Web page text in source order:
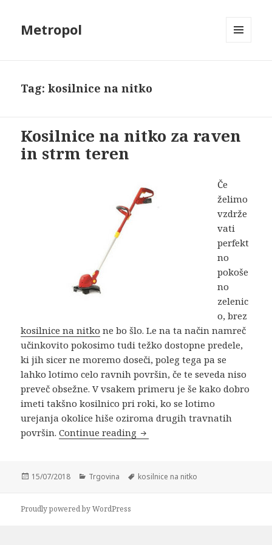
Metropol
Tag:kosilnice na nitko
Kosilnice na nitko za raven
in strm teren
Če
želimo
vzdrže
vati
perfekt
no
pokoše
no
zelenic
o, brez
kosilnice na nitko ne bo šlo. Le na ta način namreč
učinkovito pokosimo tudi težko dostopne predele,
ki jih sicer ne moremo doseči, poleg tega pa se
lahko lotimo celo ravnih površin, če te seveda niso
preveč obsežne. V vsakem primeru je še kako dobro
imeti takšno kosilnico pri roki, ko se lotimo
urejanja okolice hiše oziroma drugih travnatih
površin.Continue reading Kosilnice na nitko za raven
Posted
15/07/2018 Categories
Trgovina Tags
kosilnice na nitko
Proudly powered by WordPress